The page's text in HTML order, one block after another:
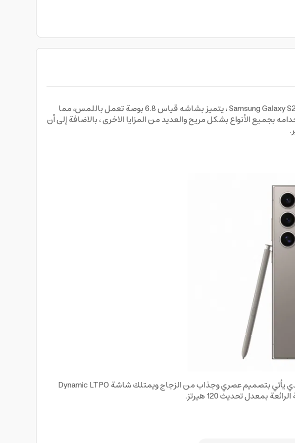
موبايل جوال سامسونج اس 24 الترا رامات 12 جيجا – 512 جيجا تخزين Samsung Galaxy S24 Ultra Dual SIM Smartphone ، يتميز بشاشه قياس 6.8 بوصة تعمل باللمس، مما
يعمل بنظام الأندرويد 14 تتيح شاشته الكبيرة باستخدامه بجميع الأنواع بشكل مريح والعديد من المزايا الاخرى ، بالاضافة إلى أن
بتصميمه الإستثنائي، بما في ذلك هاتف موبايل Samsung S24 ultra والذي يأتي بتصميم عصري وجذاب من الزجاج ويمتلك شاشة Dynamic LTPO